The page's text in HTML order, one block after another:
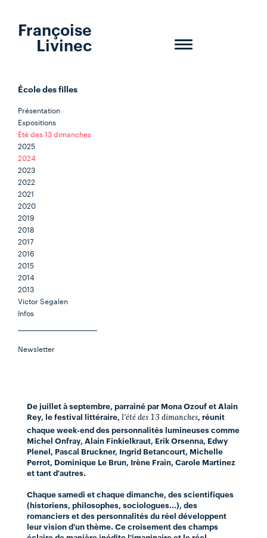
Toggle
Françoise
Livinec
École des filles
Présentation
Expositions
Été des 13 dimanches
2025
2024
2023
2022
2021
2020
2019
2018
2017
2016
2015
2014
2013
Victor Segalen
Infos
Newsletter
De juillet à septembre, parrainé par Mona Ozouf et Alain
Rey, le festival littéraire, l'été des 13 dimanches, réunit
chaque week-end des personnalités lumineuses comme
Michel Onfray, Alain Finkielkraut, Erik Orsenna, Edwy
Plenel, Pascal Bruckner, Ingrid Betancourt, Michelle
Perrot, Dominique Le Brun, Irène Frain, Carole Martinez
et tant d'autres.
Chaque samedi et chaque dimanche, des scientifiques
(historiens, philosophes, sociologues...), des
romanciers et des personnalités du réel développent
leur vision d'un thème. Ce croisement des champs